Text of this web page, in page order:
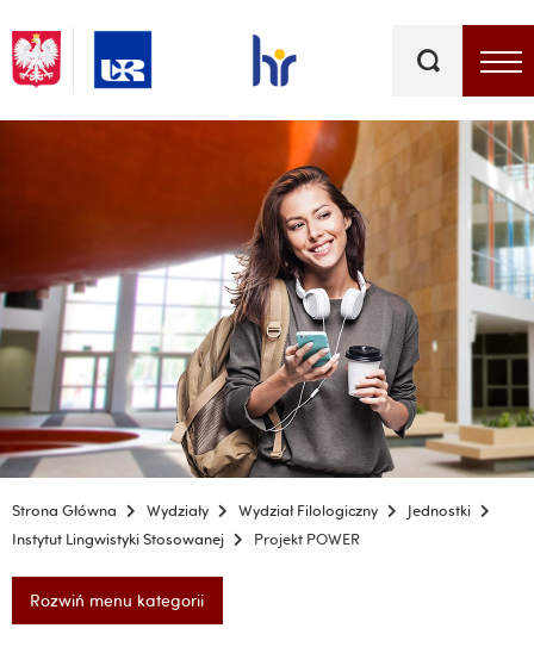
kluczowe
Strona Główna Wydziały Wydział Filologiczny
Jednostki
Instytut Lingwistyki Stosowanej
Projekt POWER
Rozwiń menu kategorii